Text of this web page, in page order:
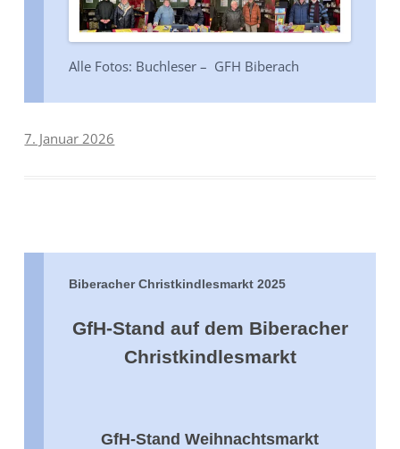
Alle Fotos: Buchleser – GFH Biberach
7. Januar 2026
Biberacher Christkindlesmarkt 2025
GfH-Stand auf dem Biberacher
Christkindlesmarkt
GfH-Stand Weihnachtsmarkt